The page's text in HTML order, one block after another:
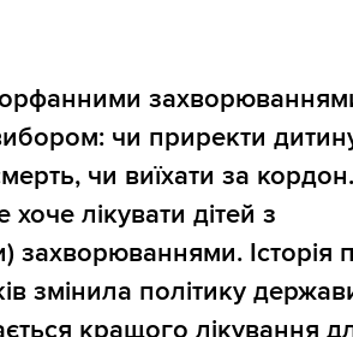
орфанними
чи приректи
чи виїхати за
лікувати дітей з
захворюваннями. Історія
змінила політику
кращого лікування